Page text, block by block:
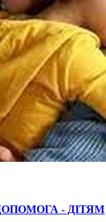
- ДІТЯМ